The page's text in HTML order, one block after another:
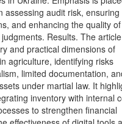
assessing audit risk, ensuring
and enhancing the quality of
Results. The article
and practical dimensions of
agriculture, identifying risks
limited documentation,
under martial law. It
inventory with internal
to strengthen financial